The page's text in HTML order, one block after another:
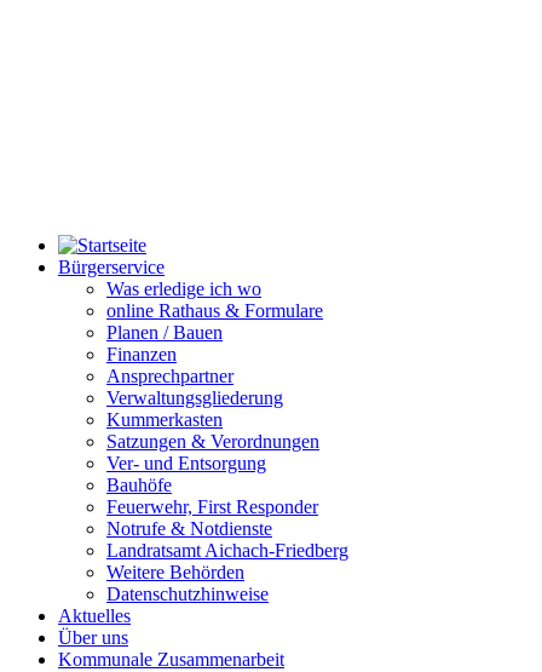
Bürgerservice
Was erledige ich wo
online Rathaus & Formulare
Planen / Bauen
Finanzen
Ansprechpartner
Verwaltungsgliederung
Kummerkasten
Satzungen & Verordnungen
Ver- und Entsorgung
Bauhöfe
Feuerwehr, First Responder
Notrufe & Notdienste
Landratsamt Aichach-Friedberg
Weitere Behörden
Datenschutzhinweise
Aktuelles
Über uns
Kommunale Zusammenarbeit